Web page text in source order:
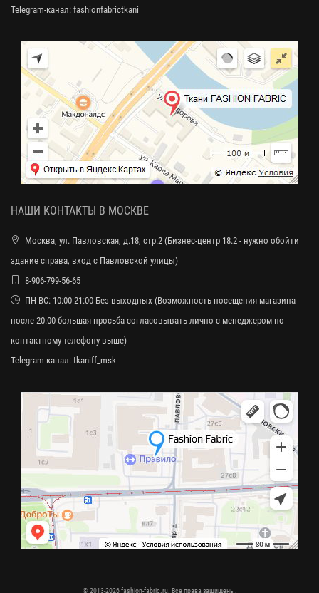
Telegram-канал: fashionfabrictkani
НАШИ КОНТАКТЫ В МОСКВЕ
Москва, ул. Павловская, д.18, стр.2 (Бизнес-центр 18.2 - нужно обойти
здание справа, вход с Павловской улицы)
8-906-799-56-65
ПН-ВС: 10:00-21:00 Без выходных (Возможность посещения магазина
после 20:00 большая просьба согласовывать лично с менеджером по
контактному телефону выше)
Telegram-канал: tkaniff_msk
© 2013-2026 fashion-fabric.ru. Все права защищены.